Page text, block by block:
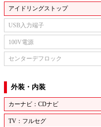
アイドリングストップ
USB入力端子
100V電源
センターデフロック
外装・内装
カーナビ：CDナビ
TV：フルセグ